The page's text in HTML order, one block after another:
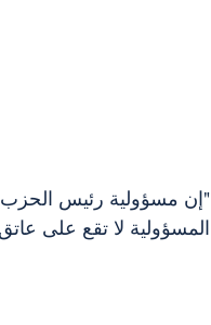
"إن مسؤولية رئيس الحزب
المسؤولية لا تقع على